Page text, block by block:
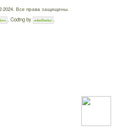
2024. Все права защищены.
, Coding by admDmitry